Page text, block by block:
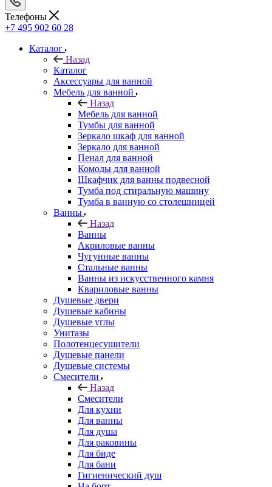
Телефоны
+7 495 902 60 28
Каталог
Назад
Каталог
Аксессуары для ванной
Мебель для ванной
Назад
Мебель для ванной
Тумбы для ванной
Зеркало шкаф для ванной
Зеркало для ванной
Пенал для ванной
Комоды для ванной
Шкафчик для ванны подвесной
Тумба под стиральную машину
Тумба в ванную со столешницей
Ванны
Назад
Ванны
Акриловые ванны
Чугунные ванны
Стальные ванны
Ванны из искусственного камня
Квариловые ванны
Душевые двери
Душевые кабины
Душевые углы
Унитазы
Полотенцесушители
Душевые панели
Душевые системы
Смесители
Назад
Смесители
Для кухни
Для ванны
Для душа
Для раковины
Для биде
Для бани
Гигиенический душ